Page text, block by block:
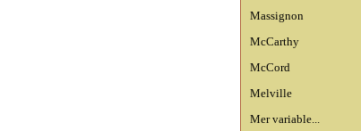
Massignon
McCarthy
McCord
Melville
Mer variable...